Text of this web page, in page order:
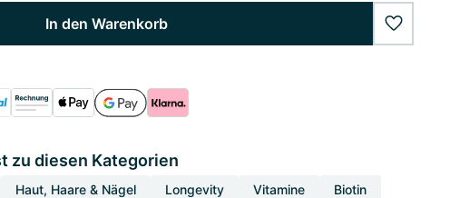
In den Warenkorb
zu diesen Kategorien
Haut, Haare & Nägel Longevity Vitamine Biotin